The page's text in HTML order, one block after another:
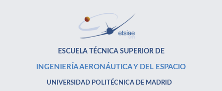
ESCUELA TÉCNICA SUPERIOR DE
INGENIERÍA AERONÁUTICA Y DEL ESPACIO
UNIVERSIDAD POLITÉCNICA DE MADRID